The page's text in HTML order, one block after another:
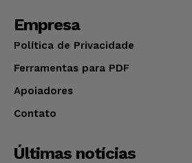
Empresa
Política de Privacidade
Ferramentas para PDF
Apoiadores
Contato
Últimas notícias